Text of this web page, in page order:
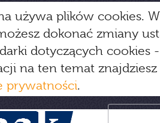
używa plików cookies.
dokonać zmiany
dotyczących cookies
na ten temat
prywatności.